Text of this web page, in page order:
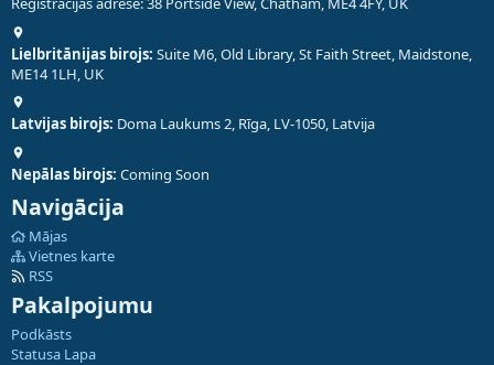
Lielbritānijas birojs: Suite M6, Old Library, St Faith Street, Maidstone,
ME14 1LH, UK
Latvijas birojs: Doma Laukums 2, Rīga, LV-1050, Latvija
Nepālas birojs: Coming Soon
Navigācija
Mājas
Vietnes karte
RSS
Pakalpojumu
Podkāsts
Statusa Lapa